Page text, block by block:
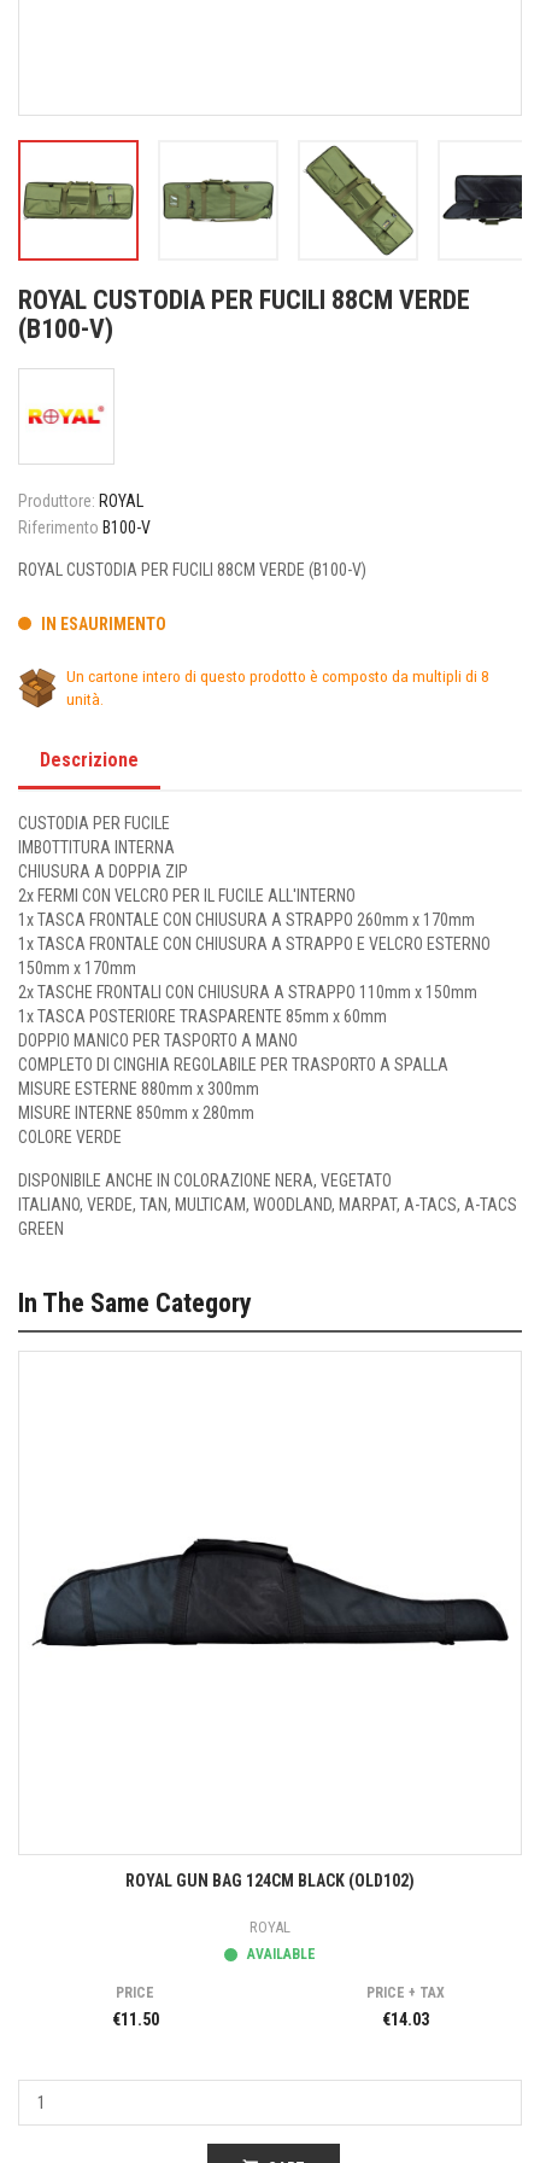
ROYAL CUSTODIA PER FUCILI 88CM VERDE
(B100-V)
Produttore: ROYAL
Riferimento B100-V
ROYAL CUSTODIA PER FUCILI 88CM VERDE (B100-V)
IN ESAURIMENTO
Un cartone intero di questo prodotto è composto da multipli di 8
unità.
Descrizione
CUSTODIA PER FUCILE
IMBOTTITURA INTERNA
CHIUSURA A DOPPIA ZIP
2x FERMI CON VELCRO PER IL FUCILE ALL'INTERNO
1x TASCA FRONTALE CON CHIUSURA A STRAPPO 260mm x 170mm
1x TASCA FRONTALE CON CHIUSURA A STRAPPO E VELCRO ESTERNO
150mm x 170mm
2x TASCHE FRONTALI CON CHIUSURA A STRAPPO 110mm x 150mm
1x TASCA POSTERIORE TRASPARENTE 85mm x 60mm
DOPPIO MANICO PER TASPORTO A MANO
COMPLETO DI CINGHIA REGOLABILE PER TRASPORTO A SPALLA
MISURE ESTERNE 880mm x 300mm
MISURE INTERNE 850mm x 280mm
COLORE VERDE
DISPONIBILE ANCHE IN COLORAZIONE NERA, VEGETATO
ITALIANO, VERDE, TAN, MULTICAM, WOODLAND, MARPAT, A-TACS, A-TACS
GREEN
In The Same Category
ROYAL GUN BAG 124CM BLACK (OLD102)
ROYAL
AVAILABLE
PRICE
€11.50
PRICE + TAX
€14.03